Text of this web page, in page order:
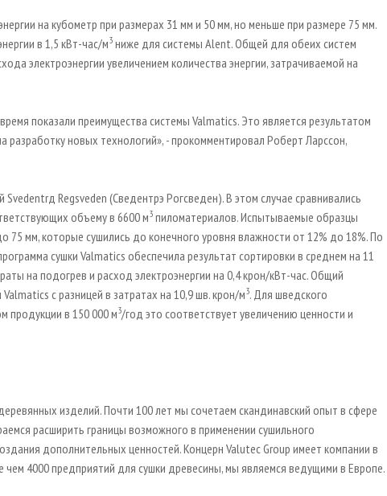
на кубометр при размерах 31 мм и 50 мм, но меньше при размере 75 мм.
в 1,5 кВт-час/м3 ниже для системы Alent. Общей для обеих систем
электроэнергии увеличением количества энергии, затрачиваемой на
показали преимущества системы Valmatics. Это является результатом
новых технологий», - прокомментировал Роберт Ларссон,
Rеgsveden (Сведентрэ Рогсведен). В этом случае сравнивались
объему в 6600 м3 пиломатериалов. Испытываемые образцы
75 мм, которые сушились до конечного уровня влажности от 12% до 18%. По
сушки Valmatics обеспечила результат сортировки в среднем на 11
на подогрев и расход электроэнергии на 0,4 крон/кВт-час. Общий
с разницей в затратах на 10,9 шв. крон/м3. Для шведского
продукции в 150 000 м3/год это соответствует увеличению ценности и
изделий. Почти 100 лет мы сочетаем скандинавский опыт в сфере
расширить границы возможного в применении сушильного
дополнительных ценностей. Концерн Valutec Group имеет компании в
4000 предприятий для сушки древесины, мы являемся ведущими в Европе.